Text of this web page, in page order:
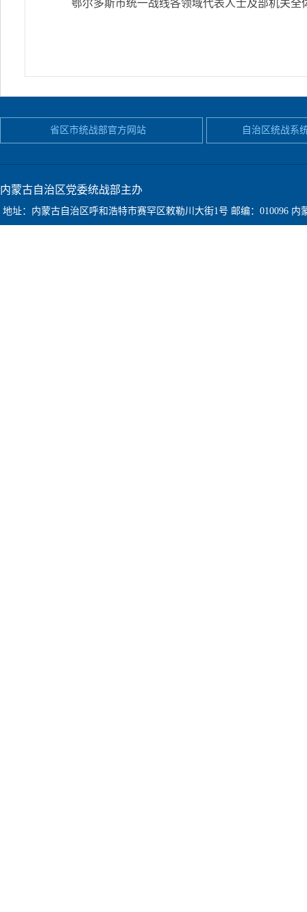
鄂尔多斯市统一战线各领域代表人士及部机关全
省区市统战部官方网站 自治区统战系
内蒙古自治区党委统战部主办
地址：内蒙古自治区呼和浩特市赛罕区敕勒川大街1号 邮编：010096 内